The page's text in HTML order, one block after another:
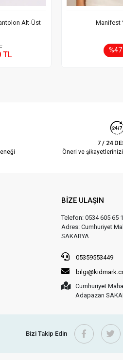
Alt-Üst
TL
Ekle
Manifest
%47
7 / 24
Öneri ve
BİZE ULAŞIN
Telefon: 0534 605 65
Adres: Cumhuriyet
SAKARYA
05359553449
Cumhuriyet
Adapazarı
Bizi Takip Edin